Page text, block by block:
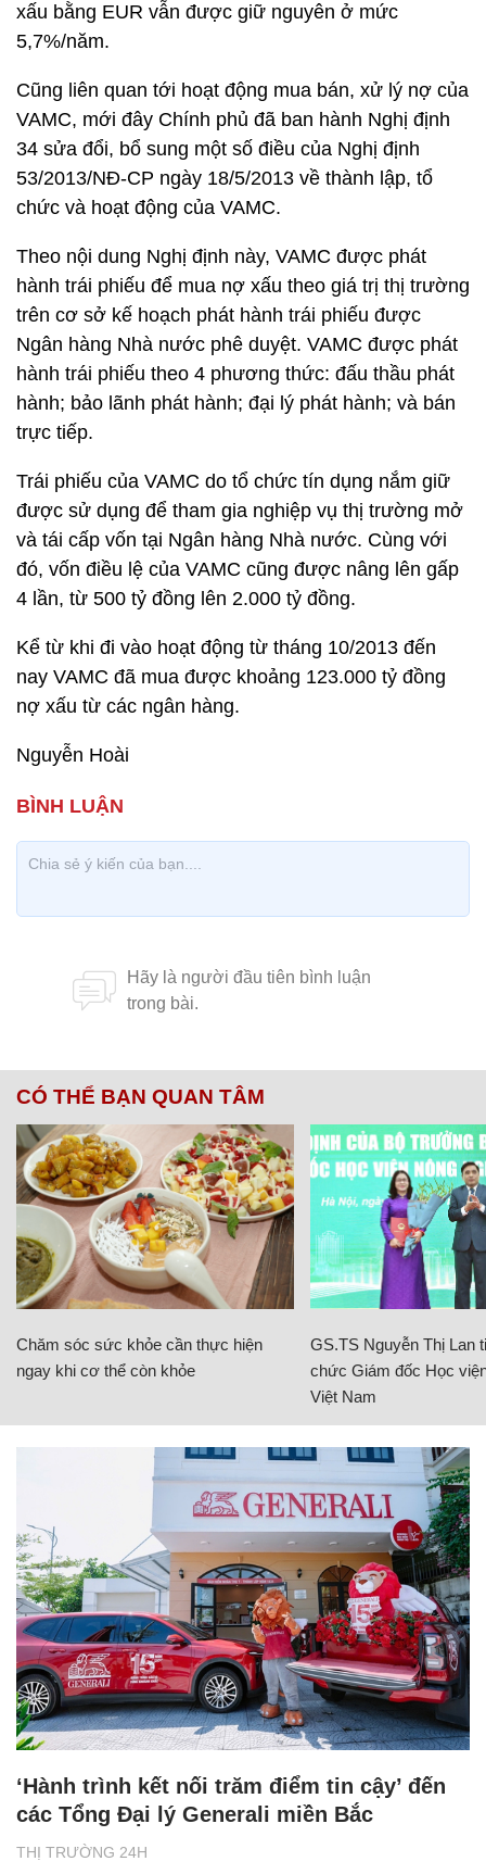
xấu bằng EUR vẫn được giữ nguyên ở mức
5,7%/năm.
Cũng liên quan tới hoạt động mua bán, xử lý nợ của
VAMC, mới đây Chính phủ đã ban hành Nghị định
34 sửa đổi, bổ sung một số điều của Nghị định
53/2013/NĐ-CP ngày 18/5/2013 về thành lập, tổ
chức và hoạt động của VAMC.
Theo nội dung Nghị định này, VAMC được phát
hành trái phiếu để mua nợ xấu theo giá trị thị trường
trên cơ sở kế hoạch phát hành trái phiếu được
Ngân hàng Nhà nước phê duyệt. VAMC được phát
hành trái phiếu theo 4 phương thức: đấu thầu phát
hành; bảo lãnh phát hành; đại lý phát hành; và bán
trực tiếp.
Trái phiếu của VAMC do tổ chức tín dụng nắm giữ
được sử dụng để tham gia nghiệp vụ thị trường mở
và tái cấp vốn tại Ngân hàng Nhà nước. Cùng với
đó, vốn điều lệ của VAMC cũng được nâng lên gấp
4 lần, từ 500 tỷ đồng lên 2.000 tỷ đồng.
Kể từ khi đi vào hoạt động từ tháng 10/2013 đến
nay VAMC đã mua được khoảng 123.000 tỷ đồng
nợ xấu từ các ngân hàng.
Nguyễn Hoài
CÓ THỂ BẠN QUAN TÂM
Chăm sóc sức khỏe cần thực hiện
ngay khi cơ thể còn khỏe
GS.TS Nguyễn Thị Lan
chức Giám đốc Học
Việt Nam
THỊ TRƯỜNG 24H
‘Hành trình kết nối trăm điểm tin cậy’ đến
các Tổng Đại lý Generali miền Bắc